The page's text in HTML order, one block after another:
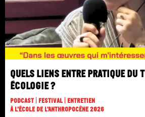
Quels liens entre pratique du
écologie ?
Podcast | Festival | Entretien
À L'école De L'Anthropocène 2026